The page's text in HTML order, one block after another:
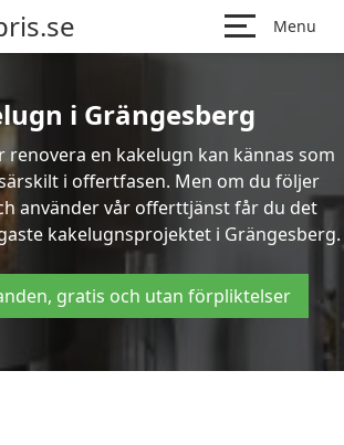
Menu
i Grängesberg
renovera en kakelugn kan kännas som
i offertfasen. Men om du följer
använder vår offerttjänst får du det
kakelugnsprojektet i Grängesberg.
gratis och utan förpliktelser